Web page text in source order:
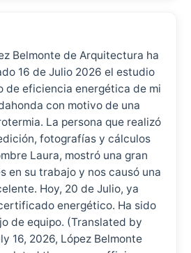
Belmonte de Arquitectura ha
16 de Julio 2026 el estudio
de eficiencia energética de mi
con motivo de una
La persona que realizó
fotografías y cálculos
Laura, mostró una gran
en su trabajo y nos causó una
Hoy, 20 de Julio, ya
energético. Ha sido
de equipo. (Translated by
16, 2026, López Belmonte